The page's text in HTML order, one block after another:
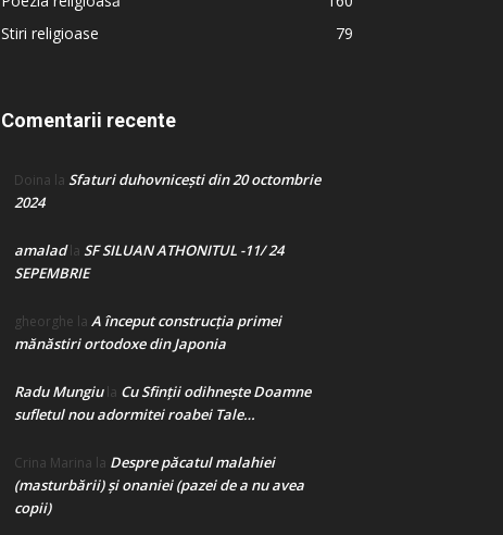
Stiri religioase
79
Comentarii recente
Doina la Sfaturi duhovnicești din 20 octombrie
2024
amaladla SF SILUAN ATHONITUL -11/ 24
SEPEMBRIE
gheorghe la A început construcţia primei
mănăstiri ortodoxe din Japonia
Radu Mungiula Cu Sfinții odihnește Doamne
sufletul nou adormitei roabei Tale…
Crina Marina la Despre păcatul malahiei
(masturbării) şi onaniei (pazei de a nu avea
copii)